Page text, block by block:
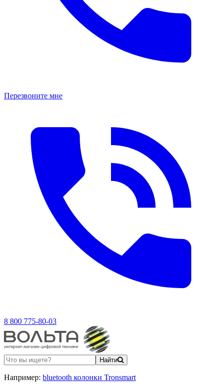
Перезвоните мне
8 800 775-80-03
Найти
Например: bluetooth колонки Tronsmart